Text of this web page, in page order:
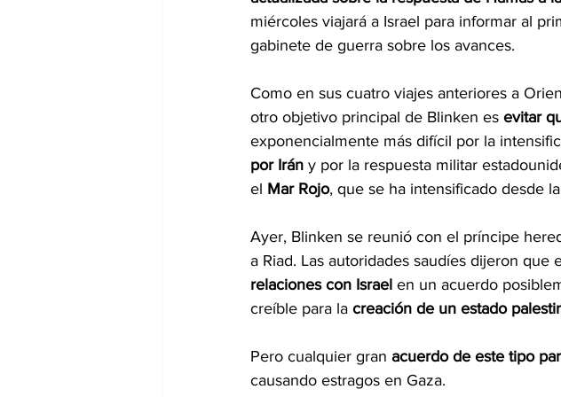
miércoles viajará a Israel para informar al
gabinete de guerra sobre los avances.
Como en sus cuatro viajes anteriores a
otro objetivo principal de Blinken es evitar
exponencialmente más difícil por la
por Irán y por la respuesta militar
el Mar Rojo, que se ha intensificado desde
Ayer, Blinken se reunió con el príncipe
a Riad. Las autoridades saudíes dijeron que
relaciones con Israel en un acuerdo
creíble para la creación de un estado
Pero cualquier gran acuerdo de este tipo
causando estragos en Gaza.